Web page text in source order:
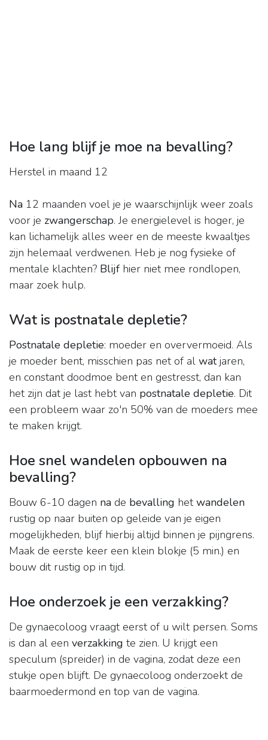
Hoe lang blijf je moe na bevalling?
Herstel in maand 12
Na 12 maanden voel je je waarschijnlijk weer zoals
voor je zwangerschap. Je energielevel is hoger, je
kan lichamelijk alles weer en de meeste kwaaltjes
zijn helemaal verdwenen. Heb je nog fysieke of
mentale klachten? Blijf hier niet mee rondlopen,
maar zoek hulp.
Wat is postnatale depletie?
Postnatale depletie: moeder en oververmoeid. Als
je moeder bent, misschien pas net of al watjaren,
en constant doodmoe bent en gestresst, dan kan
het zijn dat je last hebt van postnatale depletie. Dit
een probleem waar zo'n 50% van de moeders mee
te maken krijgt.
Hoe snel wandelen opbouwen na
bevalling?
Bouw 6-10 dagen na de bevalling hetwandelen
rustig op naar buiten op geleide van je eigen
mogelijkheden, blijf hierbij altijd binnen je pijngrens.
Maak de eerste keer een klein blokje (5 min.) en
bouw dit rustig op in tijd.
Hoe onderzoek je een verzakking?
De gynaecoloog vraagt eerst of u wilt persen. Soms
is dan al een verzakking te zien. U krijgt een
speculum (spreider) in de vagina, zodat deze een
stukje open blijft. De gynaecoloog onderzoekt de
baarmoedermond en top van de vagina.